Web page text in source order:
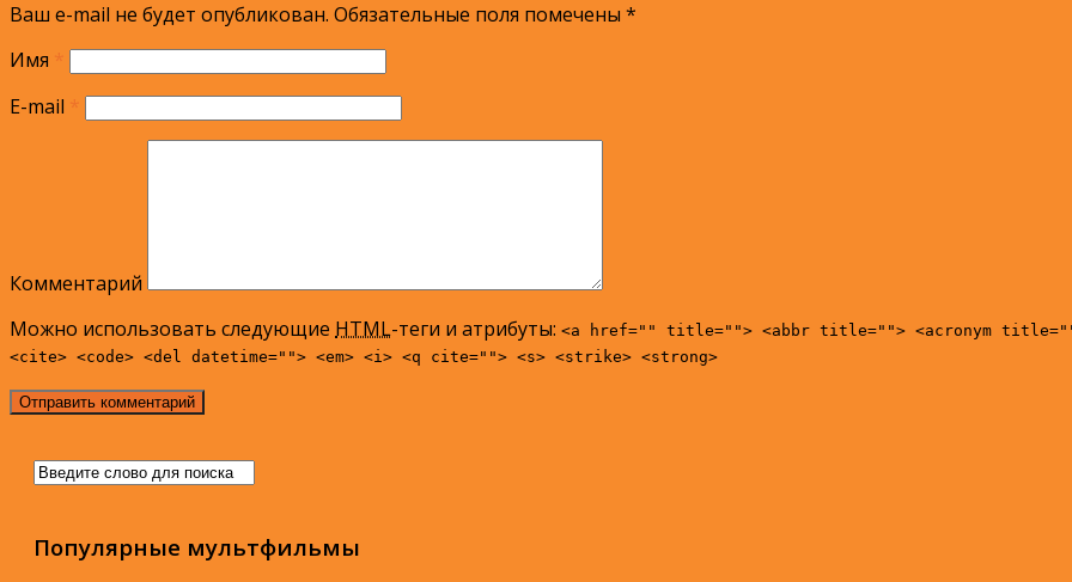
Ваш e-mail не будет опубликован. Обязательные поля помечены *
Имя *
E-mail *
Комментарий
Можно использовать следующие HTML-теги и атрибуты: <a href="" title=""> <abbr title=""> <acronym
<cite> <code> <del datetime=""> <em> <i> <q cite=""> <s> <strike> <strong>
Популярные мультфильмы